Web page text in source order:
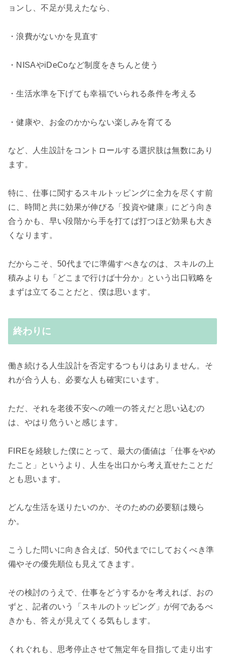
ョンし、不足が見えたなら、
・浪費がないかを見直す
・NISAやiDeCoなど制度をきちんと使う
・生活水準を下げても幸福でいられる条件を考える
・健康や、お金のかからない楽しみを育てる
など、人生設計をコントロールする選択肢は無数にあり
ます。
特に、仕事に関するスキルトッピングに全力を尽くす前
に、時間と共に効果が伸びる「投資や健康」にどう向き
合うかも、早い段階から手を打てば打つほど効果も大き
くなります。
だからこそ、50代までに準備すべきなのは、スキルの上
積みよりも「どこまで行けば十分か」という出口戦略を
まずは立てることだと、僕は思います。
終わりに
働き続ける人生設計を否定するつもりはありません。そ
れが合う人も、必要な人も確実にいます。
ただ、それを老後不安への唯一の答えだと思い込むの
は、やはり危ういと感じます。
FIREを経験した僕にとって、最大の価値は「仕事をやめ
たこと」というより、人生を出口から考え直せたことだ
とも思います。
どんな生活を送りたいのか、そのための必要額は幾ら
か。
こうした問いに向き合えば、50代までにしておくべき準
備やその優先順位も見えてきます。
その検討のうえで、仕事をどうするかを考えれば、おの
ずと、記者のいう「スキルのトッピング」が何であるべ
きかも、答えが見えてくる気もします。
くれぐれも、思考停止させて無定年を目指して走り出す